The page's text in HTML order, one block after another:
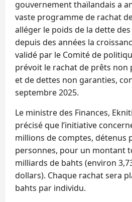
gouvernement thaïlandais a
vaste programme de rachat
alléger le poids de la dette
depuis des années la
validé par le Comité de
prévoit le rachat de prêts non
et de dettes non garanties,
septembre 2025.
Le ministre des Finances,
précisé que l’initiative
millions de comptes, détenus
personnes, pour un montant
milliards de bahts (environ
dollars). Chaque rachat sera
bahts par individu.